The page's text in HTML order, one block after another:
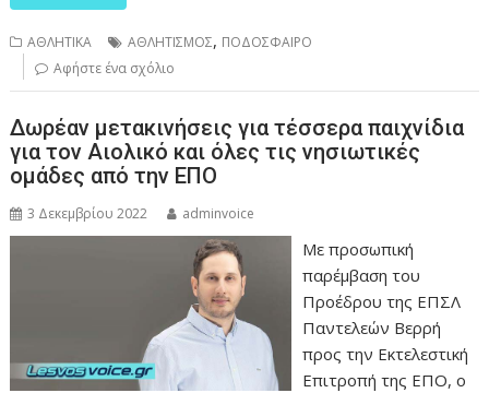
ΑΘΛΗΤΙΚΑ ΑΘΛΗΤΙΣΜΟΣ, ΠΟΔΟΣΦΑΙΡΟ
Αφήστε ένα σχόλιο
Δωρέαν μετακινήσεις για τέσσερα παιχνίδια
για τον Αιολικό και όλες τις νησιωτικές
ομάδες από την ΕΠΟ
3 Δεκεμβρίου 2022 adminvoice
Με προσωπική
παρέμβαση του
Προέδρου της ΕΠΣΛ
Παντελεών Βερρή
προς την Εκτελεστική
Επιτροπή της ΕΠΟ, ο